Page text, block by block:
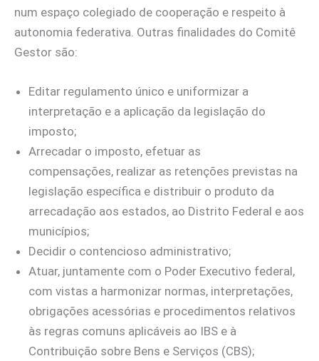
num espaço colegiado de cooperação e respeito à
autonomia federativa. Outras finalidades do Comitê
Gestor são:
Editar regulamento único e uniformizar a
interpretação e a aplicação da legislação do
imposto;
Arrecadar o imposto, efetuar as
compensações, realizar as retenções previstas na
legislação específica e distribuir o produto da
arrecadação aos estados, ao Distrito Federal e aos
municípios;
Decidir o contencioso administrativo;
Atuar, juntamente com o Poder Executivo federal,
com vistas a harmonizar normas, interpretações,
obrigações acessórias e procedimentos relativos
às regras comuns aplicáveis ao IBS e à
Contribuição sobre Bens e Serviços (CBS);